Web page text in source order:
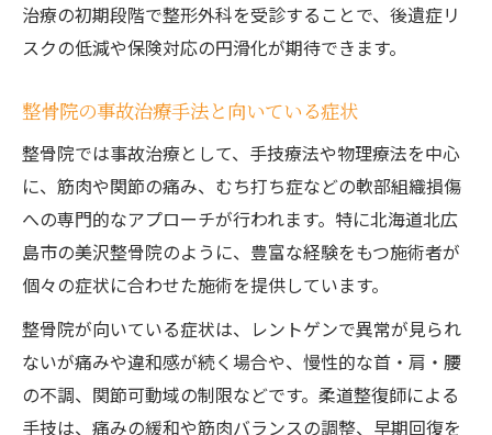
治療の初期段階で整形外科を受診することで、後遺症リ
スクの低減や保険対応の円滑化が期待できます。
整骨院の事故治療手法と向いている症状
整骨院では事故治療として、手技療法や物理療法を中心
に、筋肉や関節の痛み、むち打ち症などの軟部組織損傷
への専門的なアプローチが行われます。特に北海道北広
島市の美沢整骨院のように、豊富な経験をもつ施術者が
個々の症状に合わせた施術を提供しています。
整骨院が向いている症状は、レントゲンで異常が見られ
ないが痛みや違和感が続く場合や、慢性的な首・肩・腰
の不調、関節可動域の制限などです。柔道整復師による
手技は、痛みの緩和や筋肉バランスの調整、早期回復を